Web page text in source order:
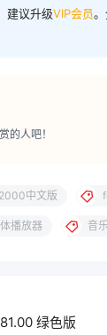
建议升级VIP会员
的人吧！
中文版
播放器 音
绿色版